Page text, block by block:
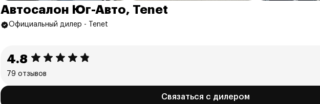
Автосалон Юг-Авто, Tenet
Официальный дилер - Tenet
4.8
79 отзывов
Связаться с дилером